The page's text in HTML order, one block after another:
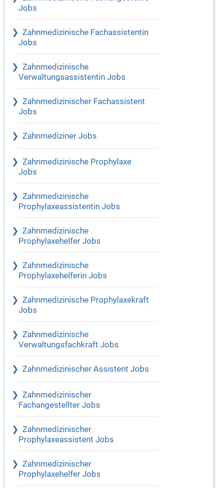
Jobs
Zahnmedizinische Fachassistentin
Jobs
Zahnmedizinische
Verwaltungsassistentin Jobs
Zahnmedizinischer Fachassistent
Jobs
Zahnmediziner Jobs
Zahnmedizinische Prophylaxe
Jobs
Zahnmedizinische
Prophylaxeassistentin Jobs
Zahnmedizinische
Prophylaxehelfer Jobs
Zahnmedizinische
Prophylaxehelferin Jobs
Zahnmedizinische Prophylaxekraft
Jobs
Zahnmedizinische
Verwaltungsfachkraft Jobs
Zahnmedizinischer Assistent Jobs
Zahnmedizinischer
Fachangestellter Jobs
Zahnmedizinischer
Prophylaxeassistent Jobs
Zahnmedizinischer
Prophylaxehelfer Jobs